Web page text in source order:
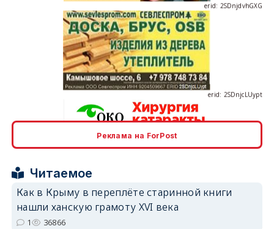
erid: 2SDnjcrDNw6
Реклама на ForPost
Читаемое
Как в Крыму в переплёте старинной книги
нашли ханскую грамоту XVI века
1 36866